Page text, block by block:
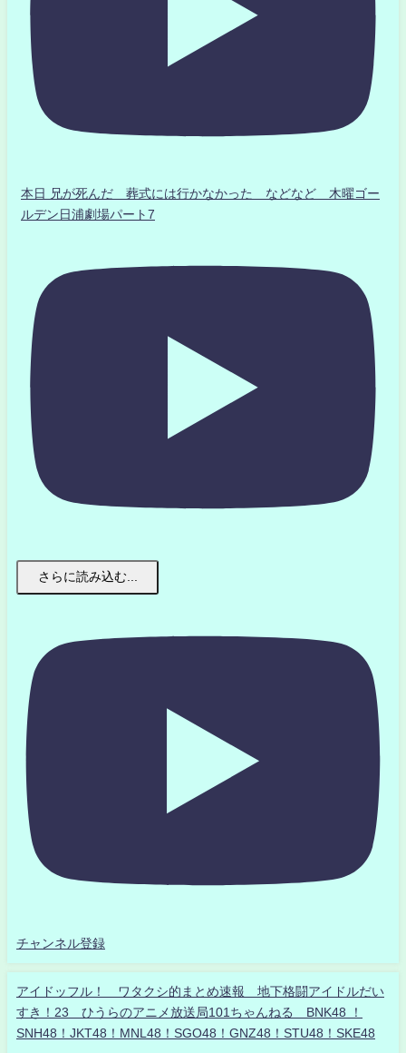
本日 兄が死んだ 葬式には行かなかった などなど 木曜ゴー
ルデン日浦劇場パート7
さらに読み込む...
チャンネル登録
アイドッフル！ ワタクシ的まとめ速報 地下格闘アイドルだい
すき！23 ひうらのアニメ放送局101ちゃんねる BNK48 ！
SNH48！JKT48！MNL48！SGO48！GNZ48！STU48！SKE48